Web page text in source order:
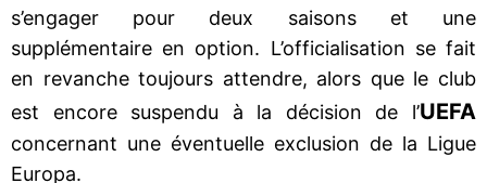
s’engager pour deux saisons et une
supplémentaire en option. L’officialisation se fait
en revanche toujours attendre, alors que le club
est encore suspendu à la décision de l’UEFA
concernant une éventuelle exclusion de la Ligue
Europa.